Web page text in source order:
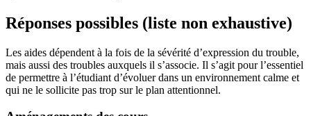
Réponses possibles (liste non exhaustive)
Les aides dépendent à la fois de la sévérité d’expression du trouble,
mais aussi des troubles auxquels il s’associe. Il s’agit pour l’essentiel
de permettre à l’étudiant d’évoluer dans un environnement calme et
qui ne le sollicite pas trop sur le plan attentionnel.